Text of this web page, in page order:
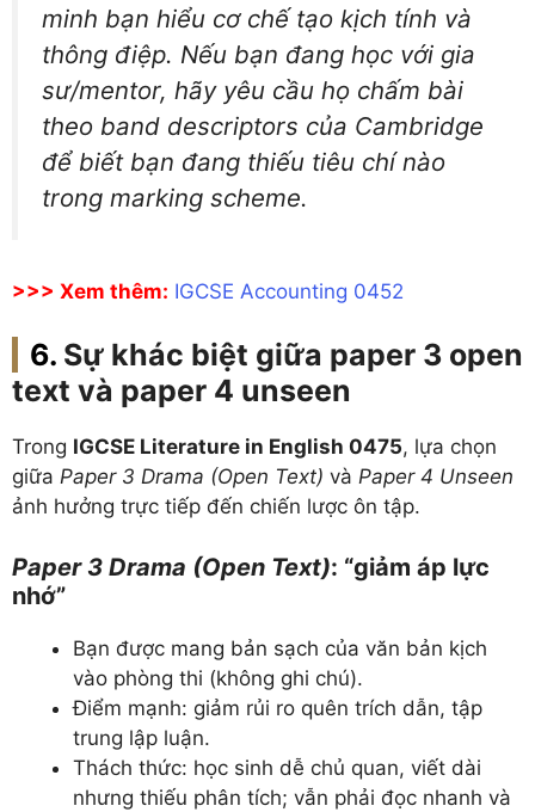
minh bạn hiểu cơ chế tạo kịch tính và
thông điệp. Nếu bạn đang học với gia
sư/mentor, hãy yêu cầu họ chấm bài
theo band descriptors của Cambridge
để biết bạn đang thiếu tiêu chí nào
trong marking scheme.
>>> Xem thêm: IGCSE Accounting 0452
Sự khác biệt giữa paper 3 open
text và paper 4 unseen
Trong IGCSE Literature in English 0475, lựa chọn
giữa Paper 3 Drama (Open Text) và Paper 4 Unseen
ảnh hưởng trực tiếp đến chiến lược ôn tập.
Paper 3 Drama (Open Text): “giảm áp lực
nhớ”
Bạn được mang bản sạch của văn bản kịch
vào phòng thi (không ghi chú).
Điểm mạnh: giảm rủi ro quên trích dẫn, tập
trung lập luận.
Thách thức: học sinh dễ chủ quan, viết dài
nhưng thiếu phân tích; vẫn phải đọc nhanh và